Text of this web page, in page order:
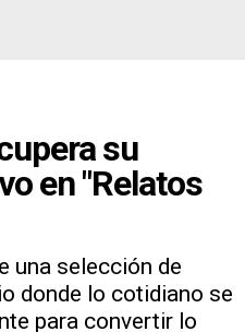
su
en "Relatos
una selección de
donde lo cotidiano se
para convertir lo